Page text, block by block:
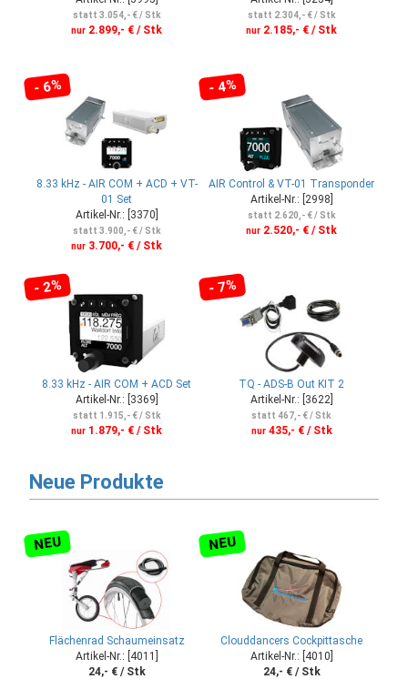
statt 3.054,- € / Stk
nur 2.899,- € / Stk
statt 2.304,- € / Stk
nur 2.185,- € / Stk
- 6%
8.33 kHz - AIR COM + ACD + VT-
01 Set
Artikel-Nr.: [3370]
statt 3.900,- € / Stk
nur 3.700,- € / Stk
- 4%
AIR Control & VT-01 Transponder
Artikel-Nr.: [2998]
statt 2.620,- € / Stk
nur 2.520,- € / Stk
- 2%
8.33 kHz - AIR COM + ACD Set
Artikel-Nr.: [3369]
statt 1.915,- € / Stk
nur 1.879,- € / Stk
- 7%
TQ - ADS-B Out KIT 2
Artikel-Nr.: [3622]
statt 467,- € / Stk
nur435,- € / Stk
Neue Produkte
NEU
Flächenrad Schaumeinsatz
Artikel-Nr.: [4011]
24,- € / Stk
NEU
Clouddancers Cockpittasche
Artikel-Nr.: [4010]
24,- € / Stk